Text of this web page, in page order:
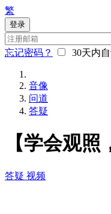
繁
登录
忘记密码？ 30天内
音像
问道
答疑
【学会观照
答疑 视频